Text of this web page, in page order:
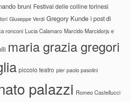
bruni Festival delle colline torinesi
Giuseppe Verdi Gregory Kunde i post di
ronconi Lucia Calamaro Marcido Marcidorjs e
maria grazia gregori
piccolo teatro pier paolo pasolini
palazzi Romeo Castellucci